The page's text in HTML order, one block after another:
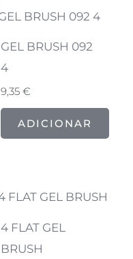
GEL BRUSH 092
4
9,35€
ADICIONAR
4 FLAT GEL
BRUSH